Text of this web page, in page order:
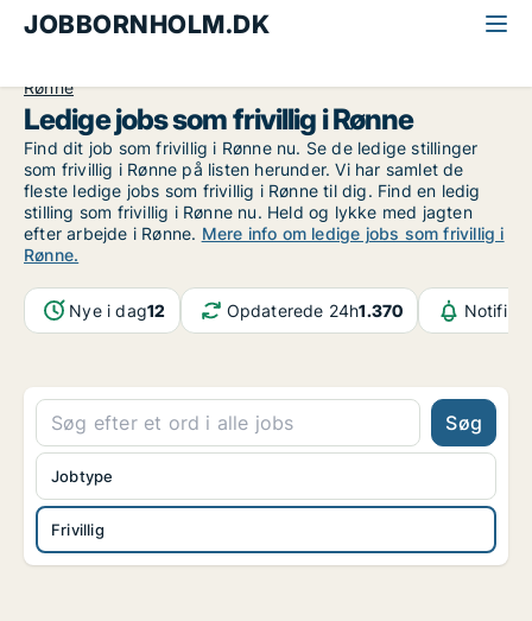
JOBBORNHOLM.DK
Rønne
Ledige jobs som frivillig i Rønne
Find dit job som frivillig i Rønne nu. Se de ledige stillinger
som frivillig i Rønne på listen herunder. Vi har samlet de
fleste ledige jobs som frivillig i Rønne til dig. Find en ledig
stilling som frivillig i Rønne nu. Held og lykke med jagten
efter arbejde i Rønne. Mere info om ledige jobs som frivillig i
Rønne.
Nye i dag12 Opdaterede 24h1.370
Søg
Frivillig
Jobtype